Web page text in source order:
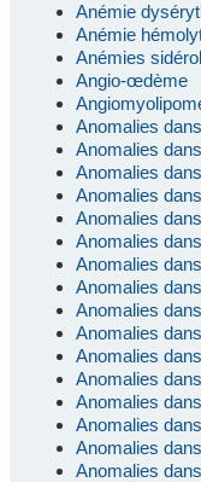
Anémie
Anémie
Anémies
Angio-œdème
Anomalies
Anomalies
Anomalies
Anomalies
Anomalies
Anomalies
Anomalies
Anomalies
Anomalies
Anomalies
Anomalies
Anomalies
Anomalies
Anomalies
Anomalies
Anomalies